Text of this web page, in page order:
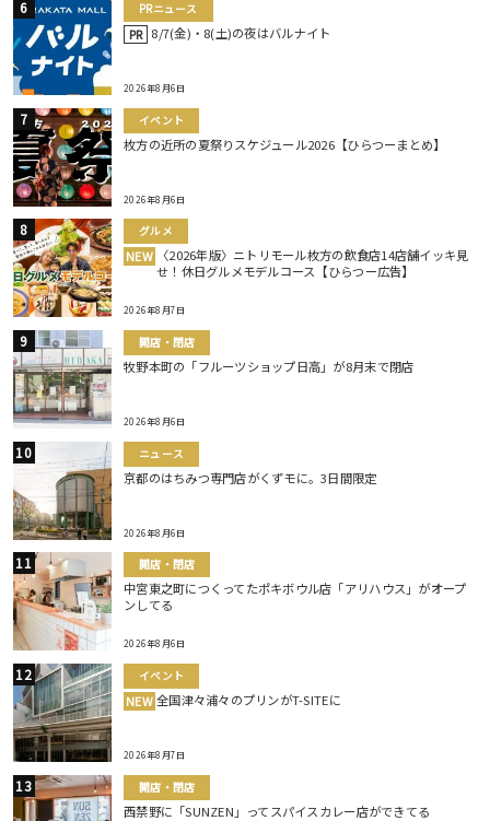
PRニュース
PR 8/7(金)・8(土)の夜はバルナイト
2026年8月6日
イベント
枚方の近所の夏祭りスケジュール2026【ひらつーまとめ】
2026年8月6日
グルメ
NEW 〈2026年版〉ニトリモール枚方の飲食店14店舗イッキ見
せ！休日グルメモデルコース【ひらつー広告】
2026年8月7日
開店・閉店
牧野本町の「フルーツショップ日高」が8月末で閉店
2026年8月6日
ニュース
京都のはちみつ専門店がくずモに。3日間限定
2026年8月6日
開店・閉店
中宮東之町につくってたポキボウル店「アリハウス」がオープ
ンしてる
2026年8月6日
イベント
NEW 全国津々浦々のプリンがT-SITEに
2026年8月7日
開店・閉店
西禁野に「SUNZEN」ってスパイスカレー店ができてる